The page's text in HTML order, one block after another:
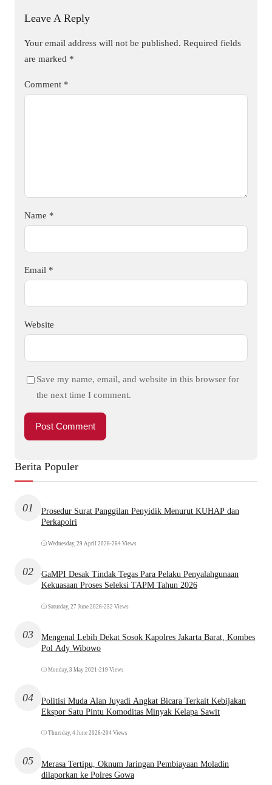
Leave A Reply
Your email address will not be published. Required fields
are marked *
Comment *
Name *
Email *
Website
Save my name, email, and website in this browser for
the next time I comment.
Berita Populer
01
Prosedur Surat Panggilan Penyidik Menurut KUHAP dan
Perkapolri
Wednesday, 29 April 2026•264 Views
02
GaMPI Desak Tindak Tegas Para Pelaku Penyalahgunaan
Kekuasaan Proses Seleksi TAPM Tahun 2026
Saturday, 27 June 2026•252 Views
03
Mengenal Lebih Dekat Sosok Kapolres Jakarta Barat, Kombes
Pol Ady Wibowo
Monday, 3 May 2021 •219 Views
04
Politisi Muda Alan Juyadi Angkat Bicara Terkait Kebijakan
Ekspor Satu Pintu Komoditas Minyak Kelapa Sawit
Thursday, 4 June 2026•204 Views
05
Merasa Tertipu, Oknum Jaringan Pembiayaan Moladin
dilaporkan ke Polres Gowa